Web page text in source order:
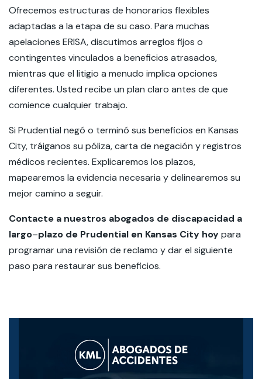
Ofrecemos estructuras de honorarios flexibles
adaptadas a la etapa de su caso. Para muchas
apelaciones ERISA, discutimos arreglos fijos o
contingentes vinculados a beneficios atrasados,
mientras que el litigio a menudo implica opciones
diferentes. Usted recibe un plan claro antes de que
comience cualquier trabajo.
Si Prudential negó o terminó sus beneficios en Kansas
City, tráiganos su póliza, carta de negación y registros
médicos recientes. Explicaremos los plazos,
mapearemos la evidencia necesaria y delinearemos su
mejor camino a seguir.
Contacte a nuestros abogados de discapacidad a
largo–plazo de Prudential en Kansas City hoypara
programar una revisión de reclamo y dar el siguiente
paso para restaurar sus beneficios.